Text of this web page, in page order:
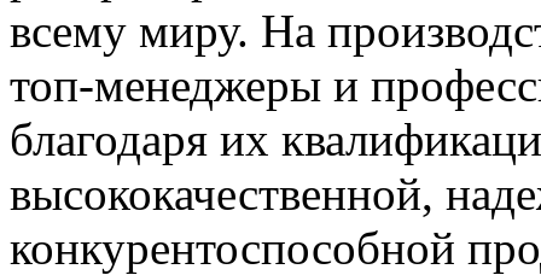
всему миру. На
топ-менеджеры и
благодаря их
высококачественной,
конкурентоспособной